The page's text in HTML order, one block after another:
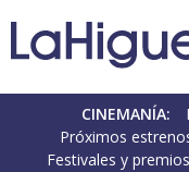
CINEMANÍA:
Próximos
Festivales y premios